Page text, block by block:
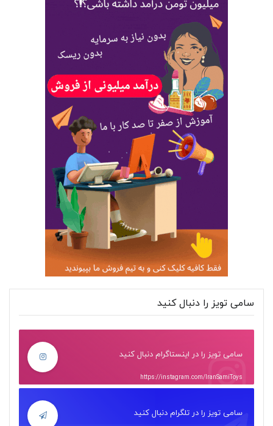
سامی تویز را دنبال کنید
سامی تویز را در اینستاگرام دنبال کنید
https://instagram.com/IranSamiToys
سامی تویز را در تلگرام دنبال کنید